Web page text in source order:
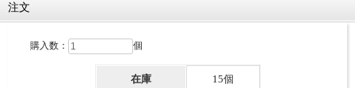
注文
購入数： 個
在庫 15個